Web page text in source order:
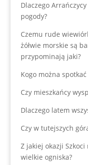
Dlaczego
pogody?
Czemu rude
żółwie morskie są
przypominają jaki?
Kogo można
Czy mieszkańcy
Dlaczego latem
Czy w tutejszych
Z jakiej okazji
wielkie ogniska?